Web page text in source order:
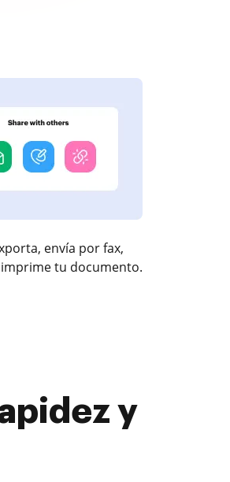
envía por fax,
tu documento.
y